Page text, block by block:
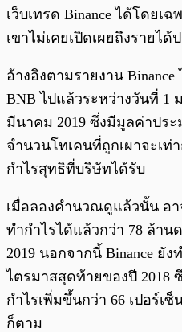
เว็บเทรด Binance ได้โดยเ
เขาไม่เคยเปิดเผยถึงรายได้
อ้างอิงตามรายงาน Binance
BNB ไปแล้วระหว่างวันที่ 1
มีนาคม 2019 ซึ่งมีมูลค่าประ
จำนวนโทเคนที่ถูกเผาจะเ
กำไรสุทธิที่บริษัทได้รับ
เมื่อลองคำนวณดูแล้วนั้น อา
ทำกำไรได้แล้วกว่า 78 ล้าน
2019 นอกจากนี้ Binance ยั
ไตรมาสสุดท้ายของปี 2018
กำไรเพิ่มขึ้นกว่า 66 เปอร์เ
ก็ตาม